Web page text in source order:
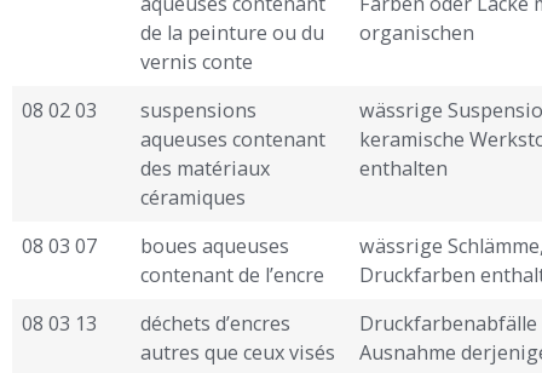
de la peinture ou du
vernis conte ­
organischen
08 02 03
suspensions
aqueuses contenant
des matériaux
céramiques
wässrige
keramische
enthalten
08 03 07
boues aqueuses
contenant de l’encre
wässrige
Druckfarben
08 03 13
déchets d’encres
autres que ceux visés
Ausnahme